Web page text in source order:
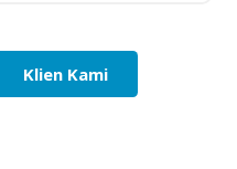
Klien Kami